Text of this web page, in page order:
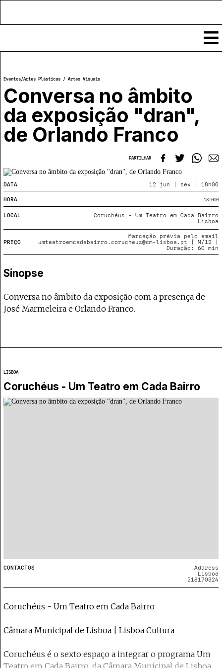
Notícias
Classificados
Ver todos
Enviar
Agenda
Espetáculos
Por Localidade
Locais
Submeter Eventos
Crítica
COFFEELABS
Cursos Curtos
Formadores
Recursos
Publicações
Sobre
Contactar
Coffeelabs Cursos curtos
o Coffeepaste e ajuda-nos a chegar mais longe.Mantém viva a cultura independente —
Apoiar
Eventos/Artes Plásticas / Artes Visuais
Conversa no âmbito
da exposição "dran",
de Orlando Franco
PARTILHAR
DATA 12 jun | sex | 18h00
HORA 18:00H
LOCAL
Coruchéus - Um Teatro em Cada Bairro
Lisboa
PREÇO
Marcação prévia pelo email
umteatroemcadabairro.corucheus@cm-lisboa.pt | M/12 |
Duração: 60 min
Sinopse
Conversa no âmbito da exposição com a presença de
José Marmeleira e Orlando Franco.
LISBOA
Coruchéus - Um Teatro em Cada Bairro
CONTACTOS
Address
Lisboa
218170324
Coruchéus - Um Teatro em Cada Bairro
Câmara Municipal de Lisboa | Lisboa Cultura
Coruchéus é o sexto espaço a integrar o programa Um
Teatro em Cada Bairro, da Câmara Municipal de Lisboa,